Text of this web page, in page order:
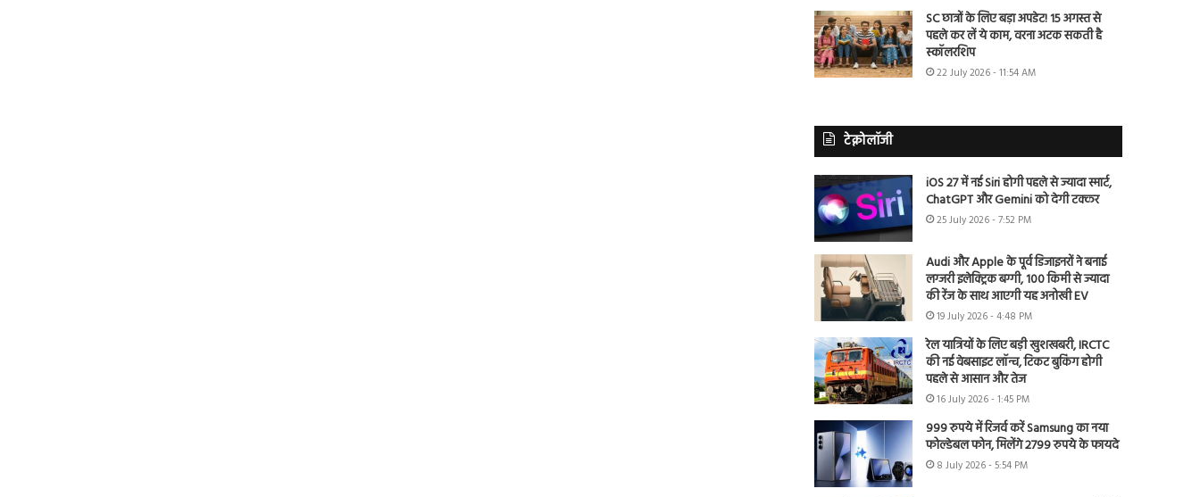
SC छात्रों के लिए बड़ा अपडेट! 15 अगस्त से
पहले कर लें ये काम, वरना अटक सकती है
स्कॉलरशिप
22 July 2026 - 11:54 AM
टेक्नोलॉजी
iOS 27 में नई Siri होगी पहले से ज्यादा स्मार्ट,
ChatGPT और Gemini को देगी टक्कर
25 July 2026 - 7:52 PM
Audi और Apple के पूर्व डिजाइनरों ने बनाई
लग्जरी इलेक्ट्रिक बग्गी, 100 किमी से ज्यादा
की रेंज के साथ आएगी यह अनोखी EV
19 July 2026 - 4:48 PM
रेल यात्रियों के लिए बड़ी खुशखबरी, IRCTC
की नई वेबसाइट लॉन्च, टिकट बुकिंग होगी
पहले से आसान और तेज
16 July 2026 - 1:45 PM
999 रुपये में रिजर्व करें Samsung का नया
फोल्डेबल फोन, मिलेंगे 2799 रुपये के फायदे
8 July 2026 - 5:54 PM